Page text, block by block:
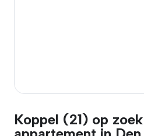
Koppel (21) op